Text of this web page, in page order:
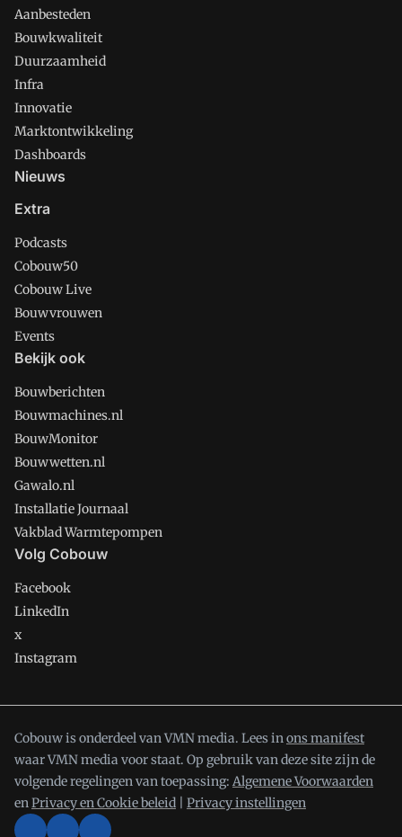
Aanbesteden
Bouwkwaliteit
Duurzaamheid
Infra
Innovatie
Marktontwikkeling
Dashboards
Nieuws
Extra
Podcasts
Cobouw50
Cobouw Live
Bouwvrouwen
Events
Bekijk ook
Bouwberichten
Bouwmachines.nl
BouwMonitor
Bouwwetten.nl
Gawalo.nl
Installatie Journaal
Vakblad Warmtepompen
Volg Cobouw
Facebook
LinkedIn
x
Instagram
Cobouw is onderdeel van VMN media. Lees inons manifest
waar VMN media voor staat. Op gebruik van deze site zijn de
volgende regelingen van toepassing: Algemene Voorwaarden
enPrivacy en Cookie beleid Privacy instellingen